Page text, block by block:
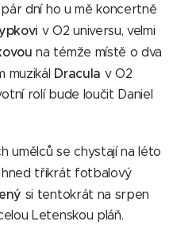
dní ho u mě koncertně
v O2 universu, velmi
na témže místě o dva
muzikál Dracula v O2
rolí bude loučit Daniel
umělců se chystají na léto
třikrát fotbalový
si tentokrát na srpen
Letenskou pláň.